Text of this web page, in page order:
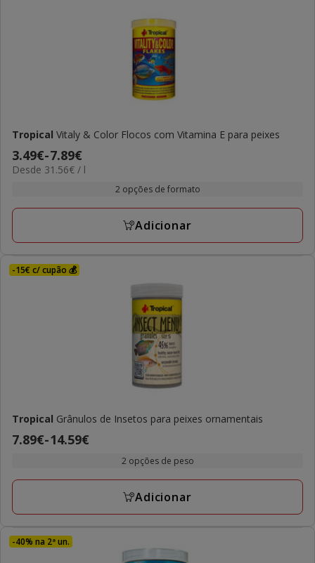
Tropical Vitaly & Color Flocos com Vitamina E para peixes
Preço
de
a
3.49€-7.89€
31.56€
Desde 31.56€ / l
2 opções de formato
Adicionar
-15€ c/ cupão 💰
Tropical Grânulos de Insetos para peixes ornamentais
Preço
a
14.59€
7.89€-14.59€
2 opções de peso
Adicionar
-40% na 2ª un.